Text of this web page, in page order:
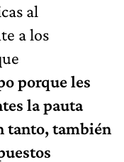
al
a los
porque les
la pauta
tanto, también